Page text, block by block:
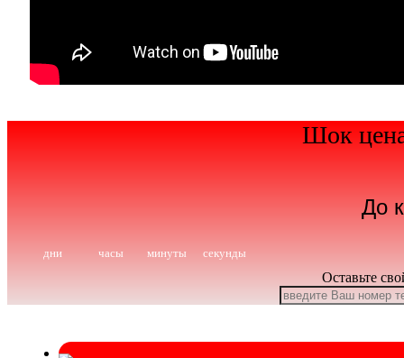
Шок
До
дни часы минуты секунды
Оставьте